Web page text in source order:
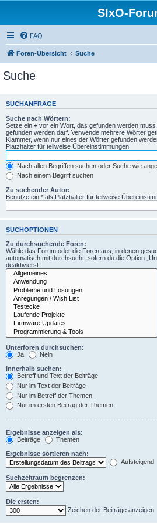
SIxO-
FAQ
Foren-Übersicht Suche
Suche
SUCHANFRAGE
Suche nach Wörtern:
Setze ein + vor ein Wort, das gefunden werden muss
gefunden werden darf. Verwende mehrere Wörter
Klammer, wenn nur eines der Wörter gefunden
Platzhalter für teilweise Übereinstimmungen.
Nach allen Begriffen suchen oder Suche wie
Nach einem Begriff suchen
Zu suchender Autor:
Benutze ein * als Platzhalter für teilweise
SUCHOPTIONEN
Zu durchsuchende Foren:
Wähle das Forum oder die Foren aus, in denen
automatisch mit durchsucht, sofern du die Option
deaktivierst.
Unterforen durchsuchen:
Ja
Nein
Innerhalb suchen:
Betreff und Text der Beiträge
Nur im Text der Beiträge
Nur im Betreff der Themen
Nur im ersten Beitrag der Themen
Ergebnisse anzeigen als:
Beiträge
Themen
Ergebnisse sortieren nach:
Aufsteigend
Suchzeitraum begrenzen:
Die ersten:
Zeichen der Beiträge anzeigen